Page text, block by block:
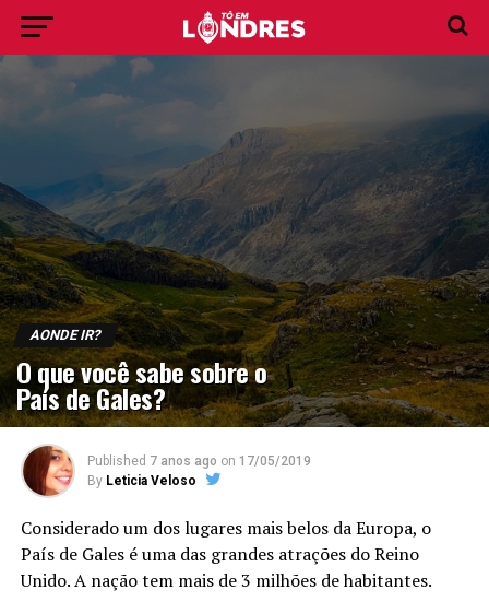
AONDE IR?
O que você sabe sobre o
País de Gales?
Published 7 anos ago on 17/05/2019
By Leticia Veloso
Considerado um dos lugares mais belos da Europa, o
País de Gales é uma das grandes atrações do Reino
Unido. A nação tem mais de 3 milhões de habitantes.